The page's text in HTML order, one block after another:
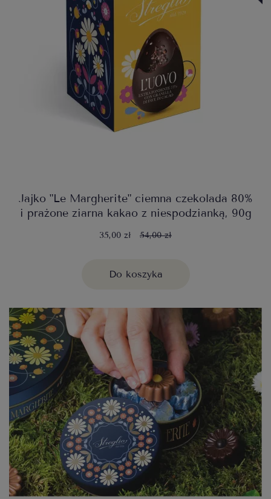
Jajko "Le Margherite" ciemna czekolada 80%
i prażone ziarna kakao z niespodzianką, 90g
35,00 zł 54,00 zł
Do koszyka